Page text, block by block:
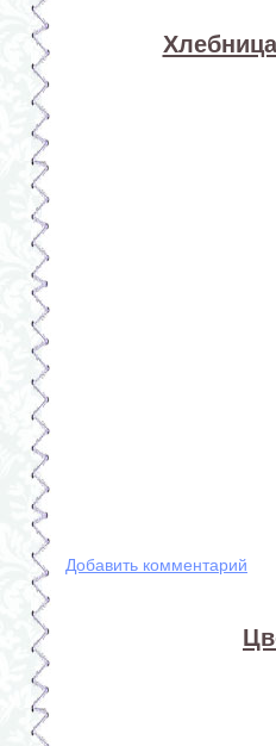
Добавить комментарий